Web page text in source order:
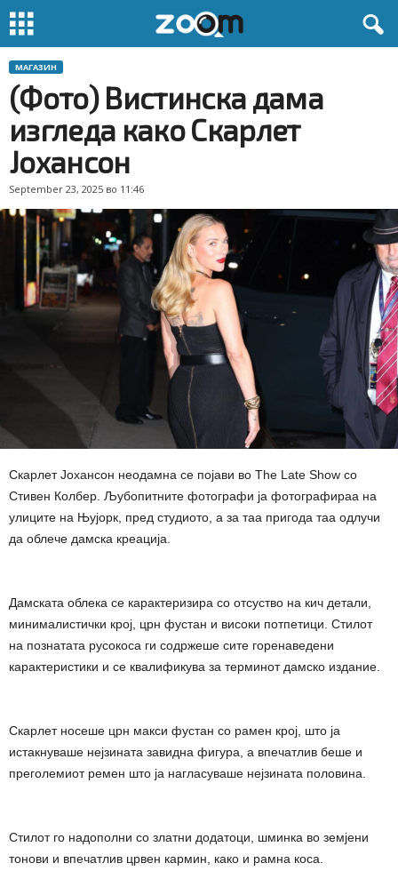
МАГАЗИН
(Фото) Вистинска дама
изгледа како Скарлет
Јохансон
September 23, 2025 во 11:46
Скарлет Јохансон неодамна се појави во The Late Show со
Стивен Колбер. Љубопитните фотографи ја фотографираа на
улиците на Њујорк, пред студиото, а за таа пригода таа одлучи
да облече дамска креација.
Дамската облека се карактеризира со отсуство на кич детали,
минималистички крој, црн фустан и високи потпетици. Стилот
на познатата русокоса ги содржеше сите горенаведени
карактеристики и се квалификува за терминот дамско издание.
Скарлет носеше црн макси фустан со рамен крој, што ја
истакнуваше нејзината завидна фигура, а впечатлив беше и
преголемиот ремен што ја нагласуваше нејзината половина.
Стилот го надополни со златни додатоци, шминка во земјени
тонови и впечатлив црвен кармин, како и рамна коса.